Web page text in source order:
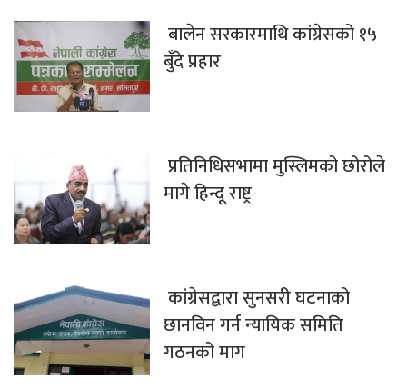
बालेन सरकारमाथि कांग्रेसको १५
बुँदे प्रहार
प्रतिनिधिसभामा मुस्लिमको छोरोले
मागे हिन्दू राष्ट्र
कांग्रेसद्वारा सुनसरी घटनाको
छानविन गर्न न्यायिक समिति
गठनको माग